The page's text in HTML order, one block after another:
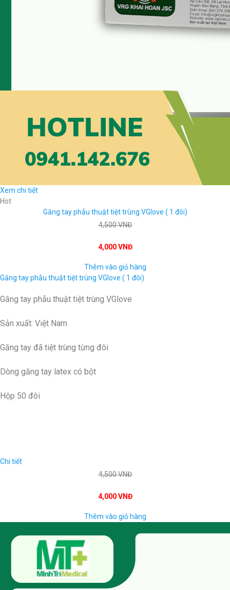
Xem chi tiết
Hot
Găng tay phẫu thuật tiệt trùng VGlove ( 1 đôi)
4,500 VNĐ
4,000 VNĐ
Thêm vào giỏ hàng
Găng tay phẫu thuật tiệt trùng VGlove ( 1 đôi)
Găng tay phẫu thuật tiệt trùng VGlove
Sản xuất: Việt Nam
Găng tay đã tiệt trùng từng đôi
Dòng găng tay latex có bột
Hộp 50 đôi
Chi tiết
4,500 VNĐ
4,000 VNĐ
Thêm vào giỏ hàng